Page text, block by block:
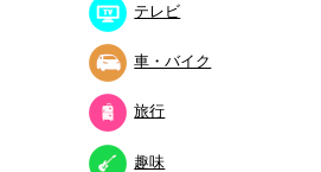
テレビ
車・バイク
旅行
趣味